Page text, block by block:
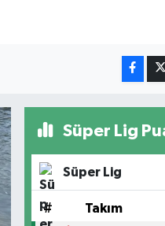
Süper Lig
Süper Lig
# Takım